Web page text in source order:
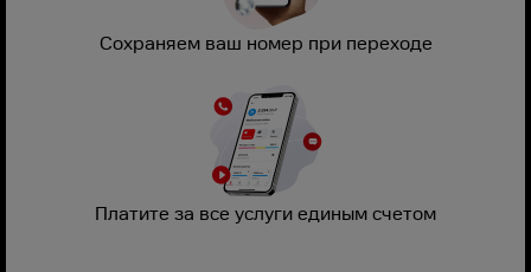
Сохраняем ваш номер при переходе
Платите за все услуги единым счетом